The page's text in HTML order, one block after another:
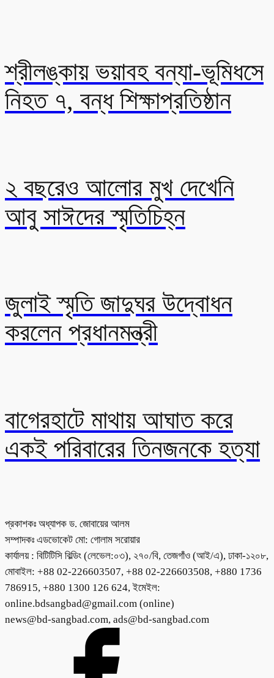
শ্রীলঙ্কায় ভয়াবহ বন্যা-ভূমিধসে
নিহত ৭, বন্ধ শিক্ষাপ্রতিষ্ঠান
২ বছরেও আলোর মুখ দেখেনি
আবু সাঈদের স্মৃতিচিহ্ন
জুলাই স্মৃতি জাদুঘর উদ্বোধন
করলেন প্রধানমন্ত্রী
বাগেরহাটে মাথায় আঘাত করে
একই পরিবারের তিনজনকে হত্যা
প্রকাশকঃ অধ্যাপক ড. জোবায়ের আলম
সম্পাদকঃ এডভোকেট মো: গোলাম সরোয়ার
কার্যালয় : বিটিটিসি বিল্ডিং (লেভেল:০৩), ২৭০/বি, তেজগাঁও (আই/এ), ঢাকা-১২০৮,
মোবাইল: +88 02-226603507, +88 02-226603508, +880 1736
786915, +880 1300 126 624, ইমেইল:
online.bdsangbad@gmail.com (online)
news@bd-sangbad.com, ads@bd-sangbad.com